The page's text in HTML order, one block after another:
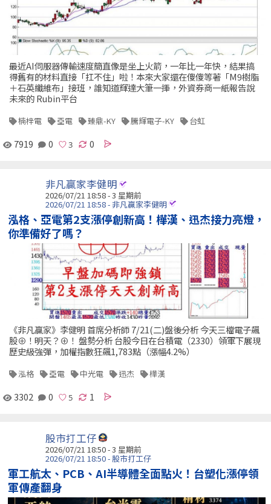
最近AI伺服器傳輸速度簡直像是坐上火箭，一年比一年快，結果搞
得舊有的材料直接「扛不住」啦！本來大家還在傻傻等著「M9樹脂
＋石英纖維布」接班，誰知道輝達大筆一揮，外資券商一紙報告說
未來的 Rubin平台
楠梓電 亞電 臻鼎-KY 騰輝電子-KY 台虹
7919 0 0
非凡贏家李健明
2026/07/21 18:58 - 3 星期前
2026/07/21 18:58 - 非凡贏家李健明
泓格、亞電第2支漲停創新高！樺漢、迅杰接力亮燈，
你準備好了嗎？
《非凡贏家》李健明 首席分析師 7/21(二)盤後分析 今天三檔電子飆
股⊕！明天？⊕！ 盤勢分析 台股今日在台積電（2330）領軍下展現
歷史級強彈，加權指數狂飆1,783點（漲幅4.2%）
泓格 亞電 中光電 迅杰 樺漢
3302 0 1
股市打工仔
2026/07/21 18:50 - 3 星期前
2026/07/21 18:50 - 股市打工仔
軍工航太、PCB、AI半導體全面點火！台塑化漲停領
軍傳產翻身